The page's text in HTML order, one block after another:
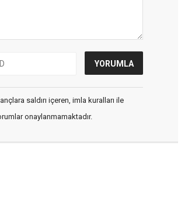
saldırı içeren, imla kuralları ile
onaylanmamaktadır.